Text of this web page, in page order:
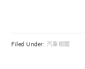
Filed Under: 汽車相關